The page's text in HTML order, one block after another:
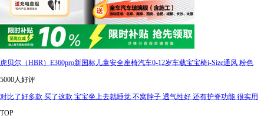
虎贝尔（HBR）E360pro新国标儿童安全座椅汽车0-12岁车载宝宝椅i-Size通风 粉色
5000人好评
对比了好多款 买了这款 宝宝坐上去就睡觉 不窝脖子 透气性好 还有护脊功能 很实用
TOP